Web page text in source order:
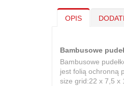
OPIS
Bambusowe
Bambusowe
jest folią ochronną
size grid:22 x 7,5 x